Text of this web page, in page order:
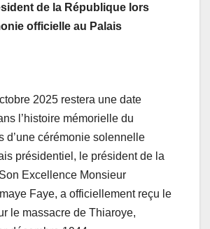
de la République lors
officielle au Palais
2025 restera une date
l’histoire mémorielle du
d’une cérémonie solennelle
présidentiel, le président de la
Excellence Monsieur
Faye, a officiellement reçu le
le massacre de Thiaroye,